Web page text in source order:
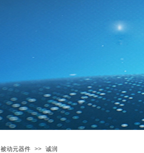
被动元器件 >> 诚润